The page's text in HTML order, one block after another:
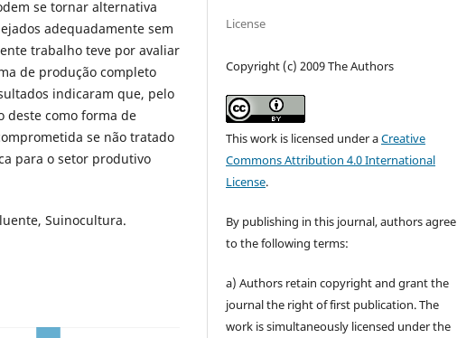
se tornar alternativa
adequadamente sem
trabalho teve por avaliar
de produção completo
indicaram que, pelo
deste como forma de
se não tratado
para o setor produtivo
Suinocultura.
License
Copyright (c) 2009 The Authors
This work is licensed under aCreative
Commons Attribution 4.0 International
License.
By publishing in this journal, authors agree
to the following terms:
a) Authors retain copyright and grant the
journal the right of first publication. The
work is simultaneously licensed under the